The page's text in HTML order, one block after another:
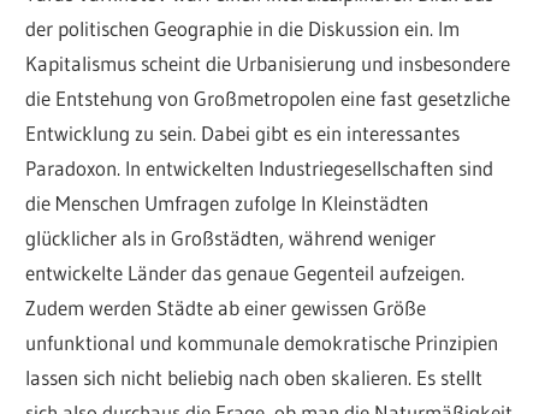
der politischen Geographie in die Diskussion ein. Im
Kapitalismus scheint die Urbanisierung und insbesondere
die Entstehung von Großmetropolen eine fast gesetzliche
Entwicklung zu sein. Dabei gibt es ein interessantes
Paradoxon. In entwickelten Industriegesellschaften sind
die Menschen Umfragen zufolge In Kleinstädten
glücklicher als in Großstädten, während weniger
entwickelte Länder das genaue Gegenteil aufzeigen.
Zudem werden Städte ab einer gewissen Größe
unfunktional und kommunale demokratische Prinzipien
lassen sich nicht beliebig nach oben skalieren. Es stellt